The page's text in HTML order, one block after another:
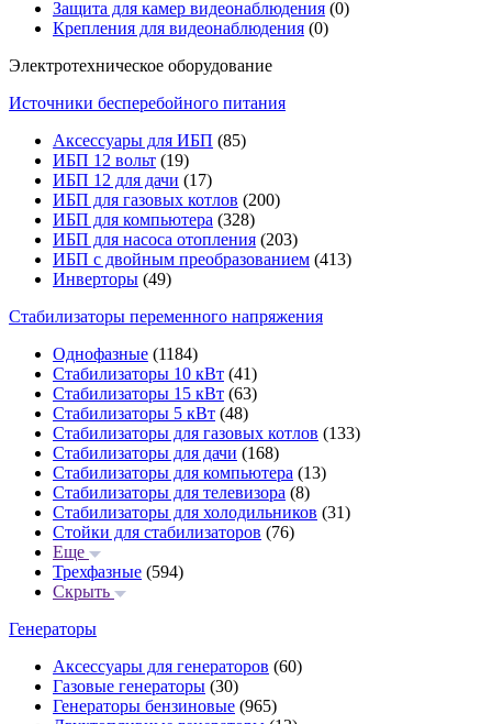
Защита для камер видеонаблюдения (0)
Крепления для видеонаблюдения (0)
Электротехническое оборудование
Источники бесперебойного питания
Аксессуары для ИБП (85)
ИБП 12 вольт (19)
ИБП 12 для дачи (17)
ИБП для газовых котлов (200)
ИБП для компьютера (328)
ИБП для насоса отопления (203)
ИБП с двойным преобразованием (413)
Инверторы (49)
Стабилизаторы переменного напряжения
Однофазные (1184)
Стабилизаторы 10 кВт (41)
Стабилизаторы 15 кВт (63)
Стабилизаторы 5 кВт (48)
Стабилизаторы для газовых котлов (133)
Стабилизаторы для дачи (168)
Стабилизаторы для компьютера (13)
Стабилизаторы для телевизора (8)
Стабилизаторы для холодильников (31)
Стойки для стабилизаторов (76)
Еще
Трехфазные (594)
Скрыть
Генераторы
Аксессуары для генераторов (60)
Газовые генераторы (30)
Генераторы бензиновые (965)